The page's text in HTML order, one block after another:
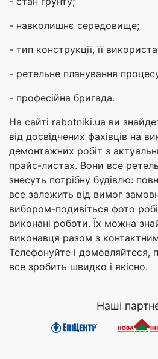
- навколишнє середовище;
- тип конструкції, її
- ретельне планування
- професійна бригада.
На сайті rabotniki.ua ви
від досвідчених фахівців на
демонтажних робіт з
прайс-листах. Вони все
знесуть потрібну будівлю:
все залежить від вимог
вибором-подивіться фото
виконані роботи. Їх можна
виконавця разом з
Телефонуйте і домовляйтеся,
все зробить швидко і якісно.
Наші